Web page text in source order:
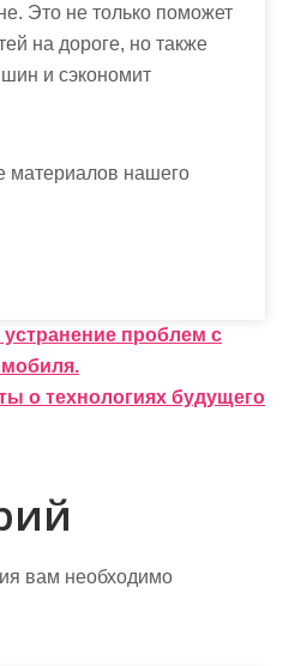
Это не только поможет
на дороге, но также
и сэкономит
материалов нашего
проблем с
о технологиях будущего
вам необходимо